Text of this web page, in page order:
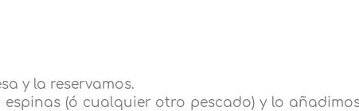
y la reservamos.
espinas (ó cualquier otro pescado) y lo